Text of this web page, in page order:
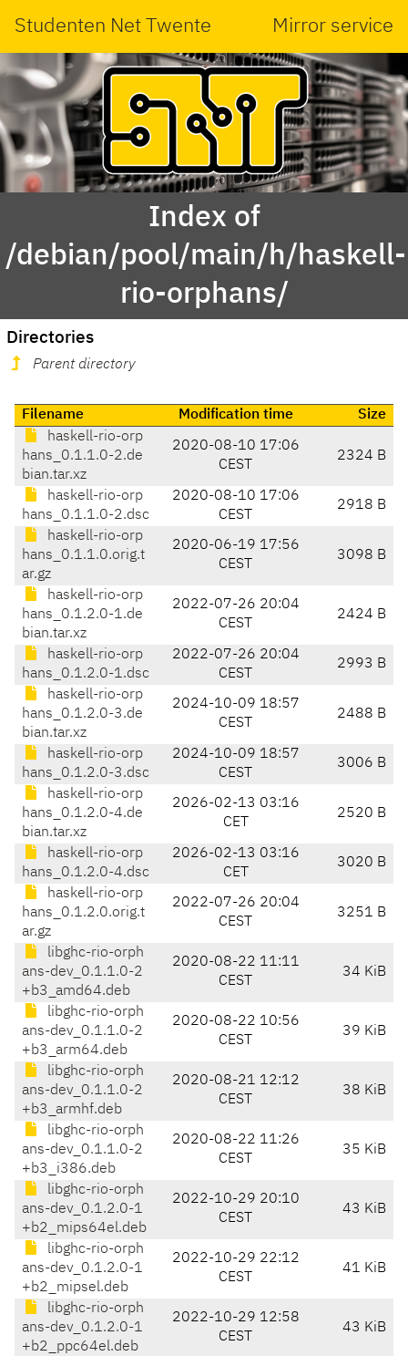
Studenten Net Twente Mirror service
Index of
/debian/pool/main/h/haskell-
rio-orphans/
Directories
Parent directory
Filename Modification time
Size
haskell-rio-orp
hans_0.1.1.0-2.de
bian.tar.xz
2020-08-10 17:06
CEST
2324 B
haskell-rio-orp
hans_0.1.1.0-2.dsc
2020-08-10 17:06
CEST
2918 B
haskell-rio-orp
hans_0.1.1.0.orig.t
ar.gz
2020-06-19 17:56
CEST
3098 B
haskell-rio-orp
hans_0.1.2.0-1.de
bian.tar.xz
2022-07-26 20:04
CEST
2424 B
haskell-rio-orp
hans_0.1.2.0-1.dsc
2022-07-26 20:04
CEST
2993 B
haskell-rio-orp
hans_0.1.2.0-3.de
bian.tar.xz
2024-10-09 18:57
CEST
2488 B
haskell-rio-orp
hans_0.1.2.0-3.dsc
2024-10-09 18:57
CEST
3006 B
haskell-rio-orp
hans_0.1.2.0-4.de
bian.tar.xz
2026-02-13 03:16
CET
2520 B
haskell-rio-orp
hans_0.1.2.0-4.dsc
2026-02-13 03:16
CET
3020 B
haskell-rio-orp
hans_0.1.2.0.orig.t
ar.gz
2022-07-26 20:04
CEST
3251 B
libghc-rio-orph
ans-dev_0.1.1.0-2
+b3_amd64.deb
2020-08-22 11:11
CEST
34 KiB
libghc-rio-orph
ans-dev_0.1.1.0-2
+b3_arm64.deb
2020-08-22 10:56
CEST
39 KiB
libghc-rio-orph
ans-dev_0.1.1.0-2
+b3_armhf.deb
2020-08-21 12:12
CEST
38 KiB
libghc-rio-orph
ans-dev_0.1.1.0-2
+b3_i386.deb
2020-08-22 11:26
CEST
35 KiB
libghc-rio-orph
ans-dev_0.1.2.0-1
+b2_mips64el.deb
2022-10-29 20:10
CEST
43 KiB
libghc-rio-orph
ans-dev_0.1.2.0-1
+b2_mipsel.deb
2022-10-29 22:12
CEST
41 KiB
libghc-rio-orph
ans-dev_0.1.2.0-1
+b2_ppc64el.deb
2022-10-29 12:58
CEST
43 KiB